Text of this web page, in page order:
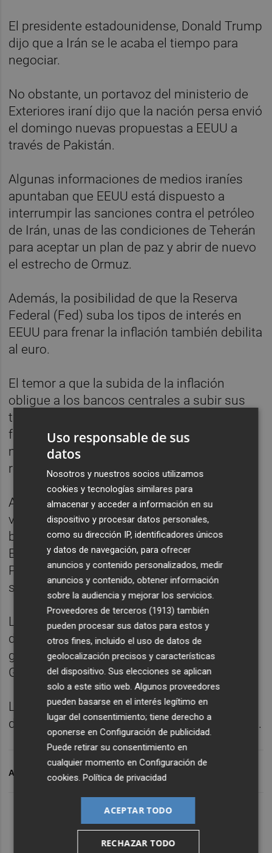
El presidente estadounidense, Donald Trump
dijo que a Irán se le acaba el tiempo para
negociar.
No obstante, un portavoz del ministerio de
Exteriores iraní dijo que la nación persa envió
el domingo nuevas propuestas a EEUU a
través de Pakistán.
Algunas informaciones de medios iraníes
apuntaban que EEUU está dispuesto a
interrumpir las sanciones contra el petróleo
de Irán, unas de las condiciones de Teherán
para aceptar un plan de paz y abrir de nuevo
el estrecho de Ormuz.
Además, la posibilidad de que la Reserva
Federal (Fed) suba los tipos de interés en
EEUU para frenar la inflación también debilita
al euro.
El temor a que la subida de la inflación
obligue a los bancos centrales a subir sus
tipos de interés ha desencadenado una
fuerte venta de bonos soberanos en todo el
mundo y, en paralelo, ha elevado las
rentabilidades sobre todo a largo plazo.
Al ser preguntada poe si le preocupaba una
venta masiva en los mercados globales de
bonos, la presidenta del Banco Central
Europeo (BCE), Christine Lagarde, dijo en
París que siempre se preocupa y que ese es
su trabajo.
Lagarde hizo estas declaraciones al margen
de la reunión de ministros de Finanzas y
gobernadores de los bancos centrales del
G7 en París en la que participa.
La moneda única se cambió en una banda
de fluctuación entre 1,1609 y 1,1657 dólares.
ARCHIVADO EN EURO
Uso responsable de sus
datos
Nosotros y nuestros socios utilizamos
cookies y tecnologías similares para
almacenar y acceder a información en su
dispositivo y procesar datos personales,
como su dirección IP, identificadores únicos
y datos de navegación, para ofrecer
anuncios y contenido personalizados, medir
anuncios y contenido, obtener información
sobre la audiencia y mejorar los servicios.
Proveedores de terceros (1913) también
pueden procesar sus datos para estos y
otros fines, incluido el uso de datos de
geolocalización precisos y características
del dispositivo. Sus elecciones se aplican
solo a este sitio web. Algunos proveedores
pueden basarse en el interés legítimo en
lugar del consentimiento; tiene derecho a
oponerse enConfiguración de publicidad
Puede retirar su consentimiento en
cualquier momento enConfiguración de
cookies .Política de privacidad
ACEPTAR TODO
RECHAZAR TODO